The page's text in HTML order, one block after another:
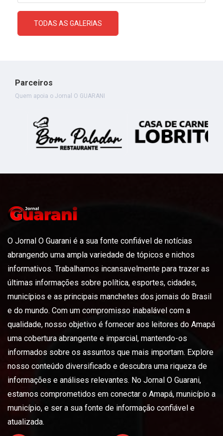
TODAS AS GALERIAS
Parceiros
Quem apoia o Jornal O GUARANI
O Jornal O Guarani é a sua fonte confiável de notícias
abrangendo uma ampla variedade de tópicos e nichos
informativos. Trabalhamos incansavelmente para trazer as
últimas informações sobre política, esportes, cidades,
municípios e as principais manchetes dos jornais do Brasil
e do mundo. Com um compromisso inabalável com a
qualidade, nosso objetivo é fornecer aos leitores do Amapá
uma cobertura abrangente e imparcial, mantendo-os
informados sobre os assuntos que mais importam. Explore
nosso conteúdo diversificado e descubra uma riqueza de
informações e análises relevantes. No Jornal O Guarani,
estamos comprometidos em conectar o Amapá, município a
município, e ser a sua fonte de informação confiável e
atualizada.